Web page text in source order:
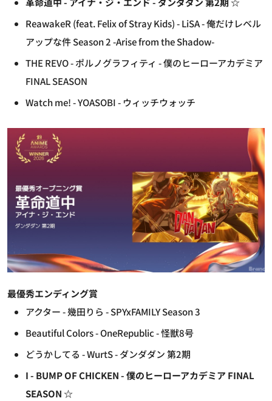
ReawakeR (feat. Felix of Stray Kids) - LiSA - 俺だけレベル
アップな件 Season 2 -Arise from the Shadow-
THE REVO - ポルノグラフィティ - 僕のヒーローアカデミア
FINAL SEASON
Watch me! - YOASOBI - ウィッチウォッチ
最優秀エンディング賞
アクター - 幾田りら - SPYxFAMILY Season 3
Beautiful Colors - OneRepublic - 怪獣8号
どうかしてる - WurtS - ダンダダン 第2期
I - BUMP OF CHICKEN - 僕のヒーローアカデミア FINAL
SEASON ☆